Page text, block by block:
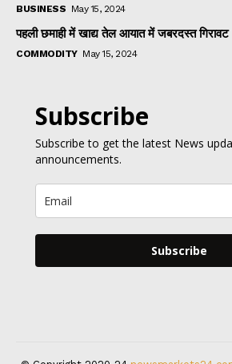
BUSINESS May 15, 2024
पहली छमाही में खाद्य तेल आयात में जबरदस्त गिरावट
COMMODITY May 15, 2024
Subscribe
Subscribe to get the latest News
announcements.
Subscribe